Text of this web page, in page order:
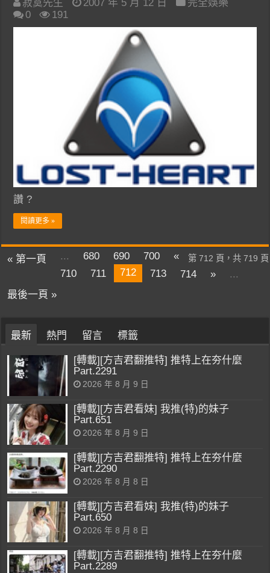
寂寞先生 2007 年 5 月 12 日
完全娛樂
0
191
讚 ?
閱讀更多 »
第 712 頁，共 719 頁
« 第一頁 ... 680 690 700
«
710
711 712 713 714 »
...
最後一頁 »
最新 熱門 留言 標籤
[轉載][方吉君翻推特] 推特上在夯什麼
Part.2291
2026 年 8 月 9 日
[轉載][方吉君看妹] 我推(特)的妹子
Part.651
2026 年 8 月 9 日
[轉載][方吉君翻推特] 推特上在夯什麼
Part.2290
2026 年 8 月 8 日
[轉載][方吉君看妹] 我推(特)的妹子
Part.650
2026 年 8 月 8 日
[轉載][方吉君翻推特] 推特上在夯什麼
Part.2289